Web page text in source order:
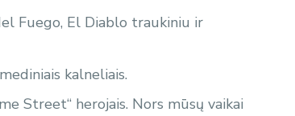
Fuego, El Diablo traukiniu ir
kalneliais.
Street“ herojais. Nors mūsų vaikai